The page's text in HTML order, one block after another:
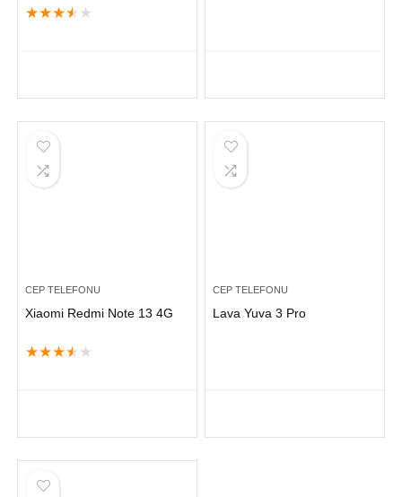
★★★★ ★
CEP TELEFONU
Xiaomi Redmi Note 13 4G
★★★★ ★
CEP TELEFONU
Lava Yuva 3 Pro